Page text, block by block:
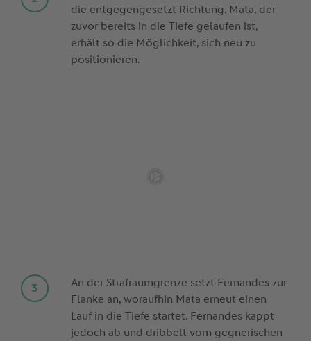
die entgegengesetzt Richtung. Mata, der
zuvor bereits in die Tiefe gelaufen ist,
erhält so die Möglichkeit, sich neu zu
positionieren.
An der Strafraumgrenze setzt Fernandes zur
Flanke an, woraufhin Mata erneut einen
Lauf in die Tiefe startet. Fernandes kappt
jedoch ab und dribbelt vom gegnerischen